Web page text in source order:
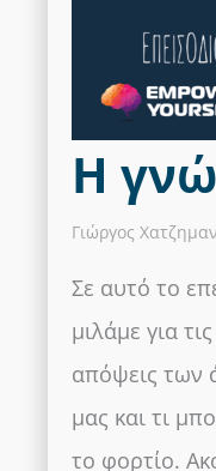
Η
Γιώργος
Σε αυτό το
μιλάμε για
απόψεις των
μας και τι
το φορτίο.